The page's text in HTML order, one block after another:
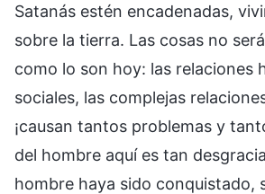
Satanás estén encadenadas,
sobre la tierra. Las cosas no
como lo son hoy: las relaciones
sociales, las complejas
¡causan tantos problemas y
del hombre aquí es tan
hombre haya sido conquistado,